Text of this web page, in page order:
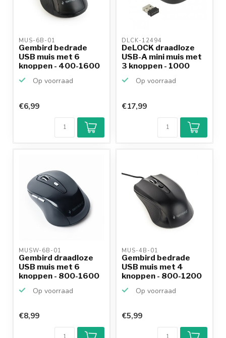
MUS-6B-01
Gembird bedrade
USB muis met 6
knoppen - 400-1600
Op voorraad
€6,99
DLCK-12494
DeLOCK draadloze
USB-A mini muis met
3 knoppen - 1000
Op voorraad
€17,99
MUSW-6B-01
Gembird draadloze
USB muis met 6
knoppen - 800-1600
Op voorraad
€8,99
MUS-4B-01
Gembird bedrade
USB muis met 4
knoppen - 800-1200
Op voorraad
€5,99